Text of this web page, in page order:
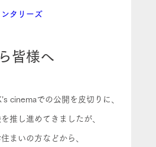
タリーズ
皆様へ
cinemaでの公開を皮切りに、
推し進めてきましたが、
まいの方などから、